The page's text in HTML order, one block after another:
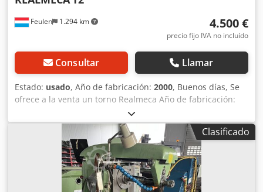
Feulen 1.294 km 4.500 €
precio fijo IVA no incluído
Consultar Llamar
Estado: usado, Año de fabricación: 2000, Buenos días, Se
ofrece a la venta un torno Realmeca Año de fabricación:
2000 Pocas horas de uso La máquina se encuentra en
estado usado Longitud: 1920 mm Ancho: 1300 mm Altura:
1655 mm Peso: 2000 kg EJE X: 125 mm EJE Z: 400 mm
ENTRE PUNTAS: 500 mm Dcodpoxrd Hiefx Apmek
Diámetro: 100 mm Precio a consultar
Clasificado